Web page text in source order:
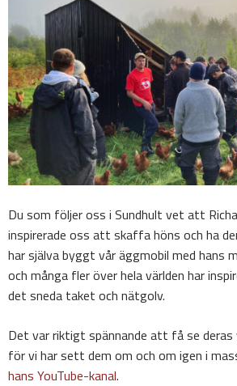
Du som följer oss i Sundhult vet att
inspirerade oss att skaffa höns och ha
har själva byggt vår äggmobil med hans
och många fler över hela världen har
det sneda taket och nätgolv.
Det var riktigt spännande att få se deras
för vi har sett dem om och om igen i
hans YouTube-kanal.